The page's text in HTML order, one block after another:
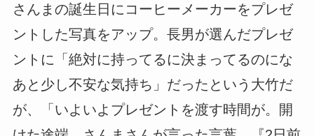
さんまの誕生日にコーヒーメーカーをプレゼ
ントした写真をアップ。長男が選んだプレゼ
ントに「絶対に持ってるに決まってるのにな
あと少し不安な気持ち」だったという大竹だ
が、「いよいよプレゼントを渡す時間が。開